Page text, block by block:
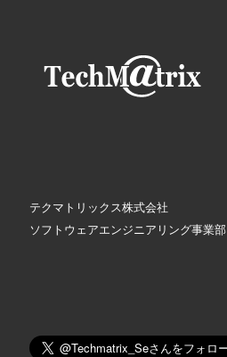
テクマトリックス株式会社
ソフトウェアエンジニアリング事業部